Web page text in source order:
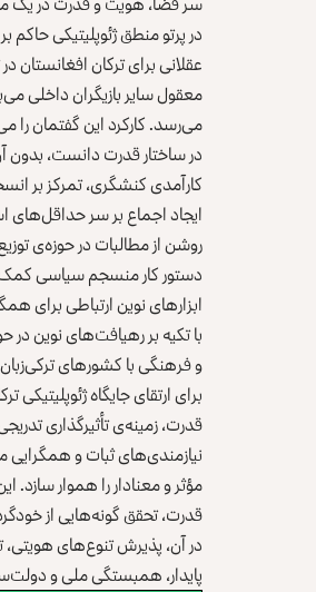
در پرتو منطق ژئوپلیتیکی
عقلانی برای ترکان
معقول سایر بازیگران داخلی
می‌رسد. کارکرد این گفتمان
در ساختار قدرت دانست، بدون
کارآمدی کنشگری، تمرکز بر
ایجاد اجماع بر سر حداقل‌های
روشن از مطالبات در حوزه‌ی
دستور کار منسجم سیاسی کمک
ابزارهای نوین ارتباطی برای
با تکیه بر رهیافت‌های نوین
و فرهنگی با کشورهای
برای ارتقای جایگاه
قدرت، زمینه‌ی تأثیرگذاری
نیازمندی‌های ثبات و همگرایی
مؤثر و معنادار را هموار
قدرت، تحقق گونه‌هایی از
در آن، پذیرش تنوع‌های
پایدار، همبستگی ملی و